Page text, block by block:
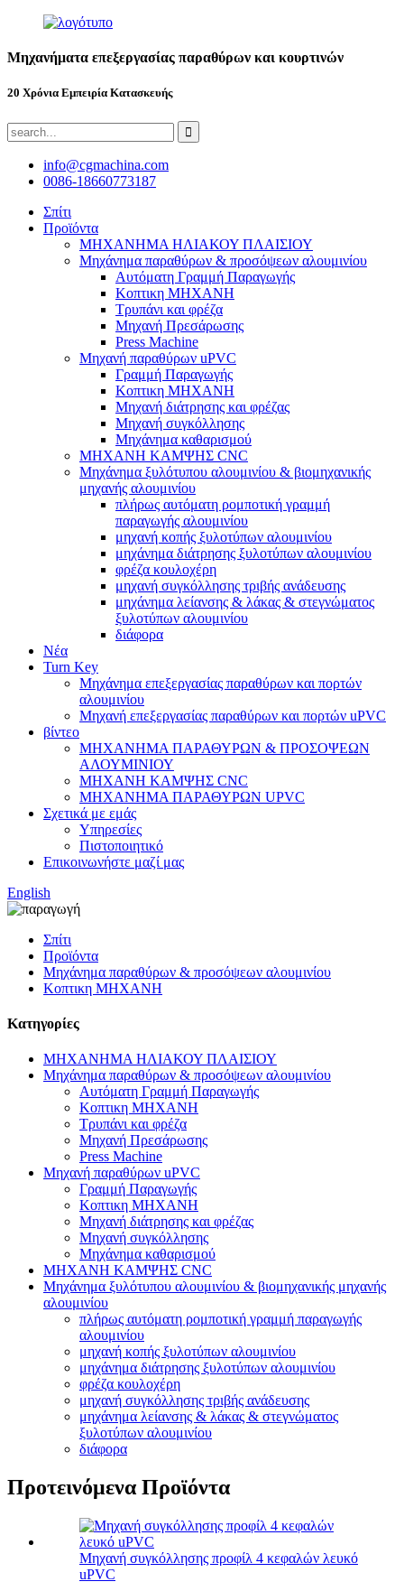
Μηχανήματα επεξεργασίας παραθύρων και κουρτινών
20 Χρόνια Εμπειρία Κατασκευής
info@cgmachina.com
0086-18660773187
Σπίτι
Προϊόντα
ΜΗΧΑΝΗΜΑ ΗΛΙΑΚΟΥ ΠΛΑΙΣΙΟΥ
Μηχάνημα παραθύρων & προσόψεων αλουμινίου
Αυτόματη Γραμμή Παραγωγής
Κοπτικη ΜΗΧΑΝΗ
Τρυπάνι και φρέζα
Μηχανή Πρεσάρωσης
Press Machine
Μηχανή παραθύρων uPVC
Γραμμή Παραγωγής
Κοπτικη ΜΗΧΑΝΗ
Μηχανή διάτρησης και φρέζας
Μηχανή συγκόλλησης
Μηχάνημα καθαρισμού
ΜΗΧΑΝΗ ΚΑΜΨΗΣ CNC
Μηχάνημα ξυλότυπου αλουμινίου & βιομηχανικής
μηχανής αλουμινίου
πλήρως αυτόματη ρομποτική γραμμή
παραγωγής αλουμινίου
μηχανή κοπής ξυλοτύπων αλουμινίου
μηχάνημα διάτρησης ξυλοτύπων αλουμινίου
φρέζα κουλοχέρη
μηχανή συγκόλλησης τριβής ανάδευσης
μηχάνημα λείανσης & λάκας & στεγνώματος
ξυλοτύπων αλουμινίου
διάφορα
Νέα
Turn Key
Μηχάνημα επεξεργασίας παραθύρων και πορτών
αλουμινίου
Μηχανή επεξεργασίας παραθύρων και πορτών uPVC
βίντεο
ΜΗΧΑΝΗΜΑ ΠΑΡΑΘΥΡΩΝ & ΠΡΟΣΟΨΕΩΝ
ΑΛΟΥΜΙΝΙΟΥ
ΜΗΧΑΝΗ ΚΑΜΨΗΣ CNC
ΜΗΧΑΝΗΜΑ ΠΑΡΑΘΥΡΩΝ UPVC
Σχετικά με εμάς
Υπηρεσίες
Πιστοποιητικό
Επικοινωνήστε μαζί μας
English
Σπίτι
Προϊόντα
Μηχάνημα παραθύρων & προσόψεων αλουμινίου
Κοπτικη ΜΗΧΑΝΗ
Κατηγορίες
ΜΗΧΑΝΗΜΑ ΗΛΙΑΚΟΥ ΠΛΑΙΣΙΟΥ
Μηχάνημα παραθύρων & προσόψεων αλουμινίου
Αυτόματη Γραμμή Παραγωγής
Κοπτικη ΜΗΧΑΝΗ
Τρυπάνι και φρέζα
Μηχανή Πρεσάρωσης
Press Machine
Μηχανή παραθύρων uPVC
Γραμμή Παραγωγής
Κοπτικη ΜΗΧΑΝΗ
Μηχανή διάτρησης και φρέζας
Μηχανή συγκόλλησης
Μηχάνημα καθαρισμού
ΜΗΧΑΝΗ ΚΑΜΨΗΣ CNC
Μηχάνημα ξυλότυπου αλουμινίου & βιομηχανικής μηχανής
αλουμινίου
πλήρως αυτόματη ρομποτική γραμμή παραγωγής
αλουμινίου
μηχανή κοπής ξυλοτύπων αλουμινίου
μηχάνημα διάτρησης ξυλοτύπων αλουμινίου
φρέζα κουλοχέρη
μηχανή συγκόλλησης τριβής ανάδευσης
μηχάνημα λείανσης & λάκας & στεγνώματος
ξυλοτύπων αλουμινίου
διάφορα
Προτεινόμενα Προϊόντα
Μηχανή συγκόλλησης προφίλ 4 κεφαλών λευκό
uPVC